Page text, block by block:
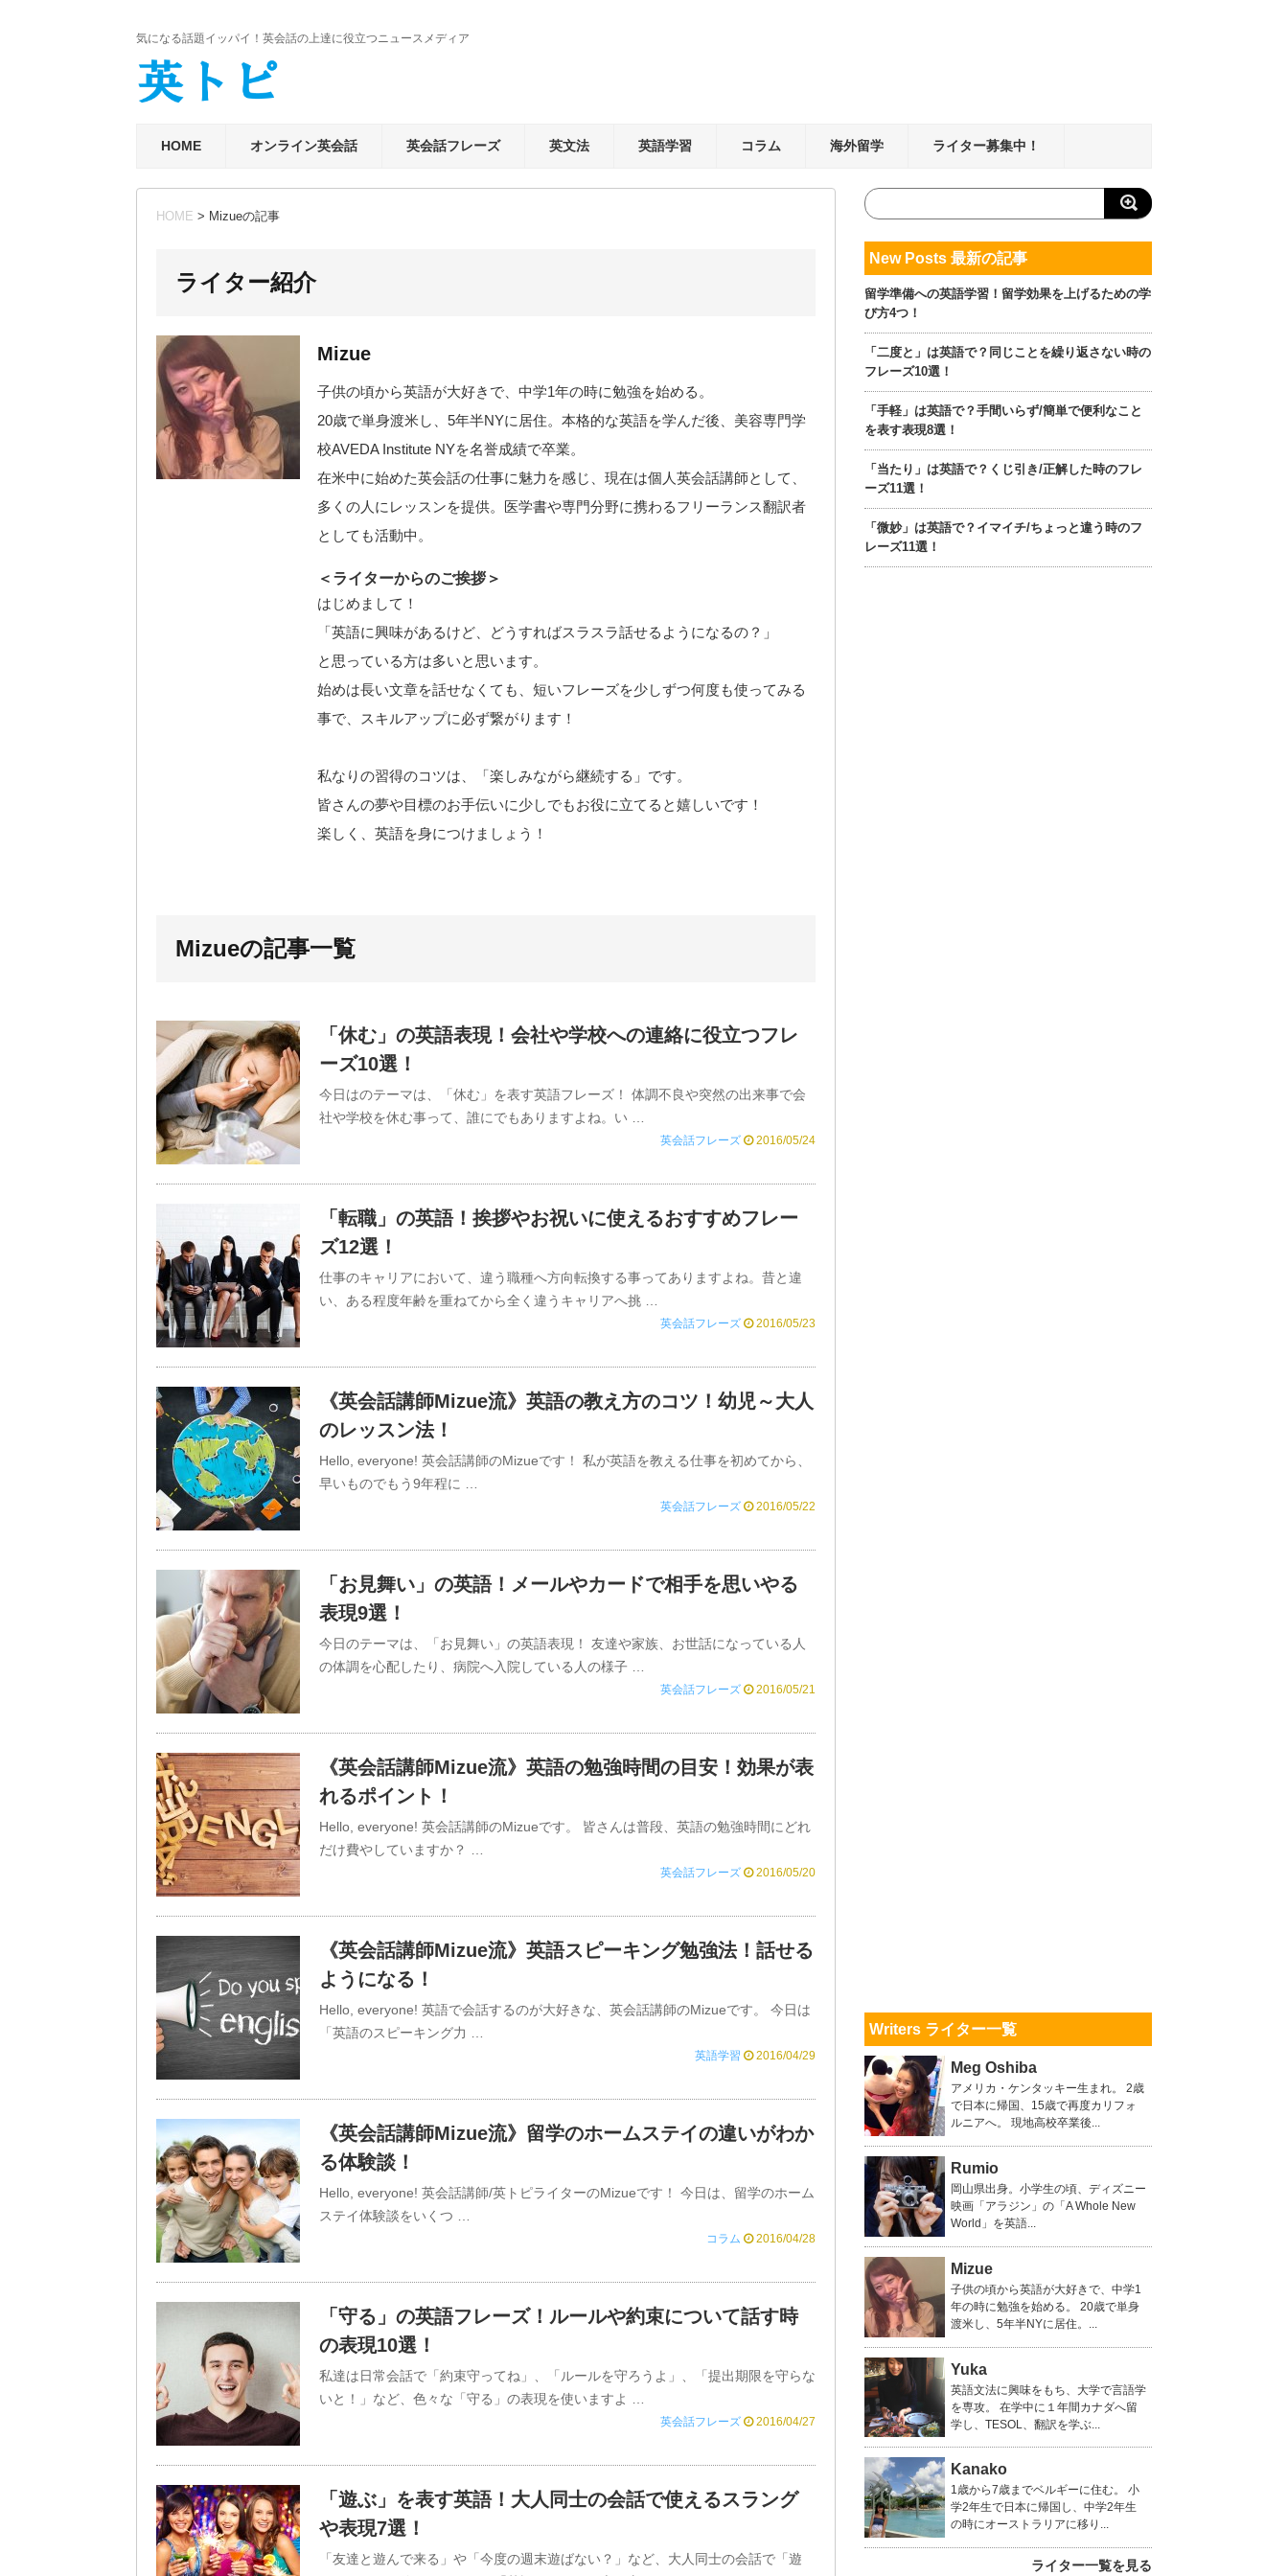
気になる話題イッパイ！英会話の上達に役立つニュースメディア
HOME オンライン英会話 英会話フレーズ 英文法 英語学習 コラム 海外留学 ライター募集中！
HOME > Mizueの記事
ライター紹介
Mizue
子供の頃から英語が大好きで、中学1年の時に勉強を始める。
20歳で単身渡米し、5年半NYに居住。本格的な英語を学んだ後、美容専門学
校AVEDA Institute NYを名誉成績で卒業。
在米中に始めた英会話の仕事に魅力を感じ、現在は個人英会話講師として、
多くの人にレッスンを提供。医学書や専門分野に携わるフリーランス翻訳者
としても活動中。
＜ライターからのご挨拶＞
はじめまして！
「英語に興味があるけど、どうすればスラスラ話せるようになるの？」
と思っている方は多いと思います。
始めは長い文章を話せなくても、短いフレーズを少しずつ何度も使ってみる
事で、スキルアップに必ず繋がります！
私なりの習得のコツは、「楽しみながら継続する」です。
皆さんの夢や目標のお手伝いに少しでもお役に立てると嬉しいです！
楽しく、英語を身につけましょう！
Mizueの記事一覧
「休む」の英語表現！会社や学校への連絡に役立つフレ
ーズ10選！
今日はのテーマは、「休む」を表す英語フレーズ！ 体調不良や突然の出来事で会
社や学校を休む事って、誰にでもありますよね。い …
英会話フレーズ 2016/05/24
「転職」の英語！挨拶やお祝いに使えるおすすめフレー
ズ12選！
仕事のキャリアにおいて、違う職種へ方向転換する事ってありますよね。昔と違
い、ある程度年齢を重ねてから全く違うキャリアへ挑 …
英会話フレーズ 2016/05/23
《英会話講師Mizue流》英語の教え方のコツ！幼児～大人
のレッスン法！
Hello, everyone! 英会話講師のMizueです！ 私が英語を教える仕事を初めてから、
早いものでもう9年程に …
英会話フレーズ 2016/05/22
「お見舞い」の英語！メールやカードで相手を思いやる
表現9選！
今日のテーマは、「お見舞い」の英語表現！ 友達や家族、お世話になっている人
の体調を心配したり、病院へ入院している人の様子 …
英会話フレーズ 2016/05/21
《英会話講師Mizue流》英語の勉強時間の目安！効果が表
れるポイント！
Hello, everyone! 英会話講師のMizueです。 皆さんは普段、英語の勉強時間にどれ
だけ費やしていますか？ …
英会話フレーズ 2016/05/20
《英会話講師Mizue流》英語スピーキング勉強法！話せる
ようになる！
Hello, everyone! 英語で会話するのが大好きな、英会話講師のMizueです。 今日は
「英語のスピーキング力 …
英語学習 2016/04/29
《英会話講師Mizue流》留学のホームステイの違いがわか
る体験談！
Hello, everyone! 英会話講師/英トピライターのMizueです！ 今日は、留学のホーム
ステイ体験談をいくつ …
コラム 2016/04/28
「守る」の英語フレーズ！ルールや約束について話す時
の表現10選！
私達は日常会話で「約束守ってね」、「ルールを守ろうよ」、「提出期限を守らな
いと！」など、色々な「守る」の表現を使いますよ …
英会話フレーズ 2016/04/27
「遊ぶ」を表す英語！大人同士の会話で使えるスラング
や表現7選！
「友達と遊んで来る」や「今度の週末遊ばない？」など、大人同士の会話で「遊
New Posts 最新の記事
留学準備への英語学習！留学効果を上げるための学
び方4つ！
「二度と」は英語で？同じことを繰り返さない時の
フレーズ10選！
「手軽」は英語で？手間いらず/簡単で便利なこと
を表す表現8選！
「当たり」は英語で？くじ引き/正解した時のフレ
ーズ11選！
「微妙」は英語で？イマイチ/ちょっと違う時のフ
レーズ11選！
Writers ライター一覧
Meg Oshiba
アメリカ・ケンタッキー生まれ。 2歳
で日本に帰国、15歳で再度カリフォ
ルニアへ。 現地高校卒業後...
Rumio
岡山県出身。小学生の頃、ディズニー
映画「アラジン」の「A Whole New
World」を英語...
Mizue
子供の頃から英語が大好きで、中学1
年の時に勉強を始める。 20歳で単身
渡米し、5年半NYに居住。...
Yuka
英語文法に興味をもち、大学で言語学
を専攻。 在学中に１年間カナダへ留
学し、TESOL、翻訳を学ぶ...
Kanako
1歳から7歳までベルギーに住む。 小
学2年生で日本に帰国し、中学2年生
の時にオーストラリアに移り...
ライター一覧を見る